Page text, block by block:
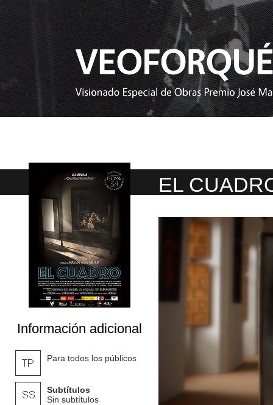
Información adicional
Para todos los públicos
Subtítulos
Sin subtítulos
EL